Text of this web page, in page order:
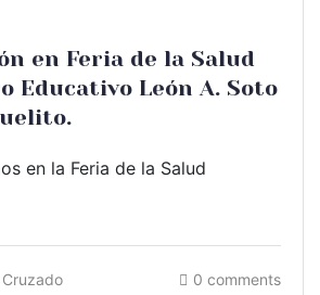
en Feria de la Salud
Educativo León A. Soto
en la Feria de la Salud
0 comments